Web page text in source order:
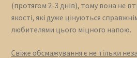
(протягом 2-3 днів), тому вона не
якості, які дуже цінуються
любителями цього міцного напою.
Свіже обсмажування є не тільки